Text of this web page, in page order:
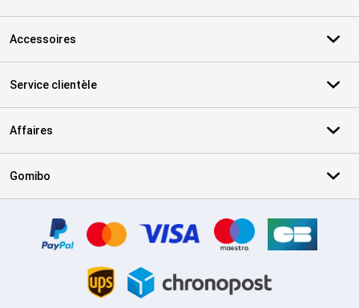
Accessoires
Service clientèle
Affaires
Gomibo